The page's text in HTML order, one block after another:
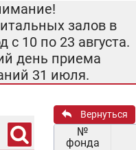
залов в
с 10 по 23 августа.
день приема
31 июля.
Вернуться
№
фонда